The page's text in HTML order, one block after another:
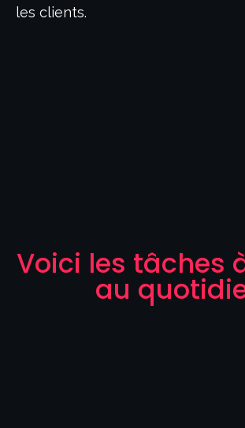
les clients.
Voici les tâches
au